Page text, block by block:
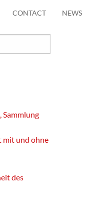
CONTACT NEWS
Sammlung
mit und ohne
des